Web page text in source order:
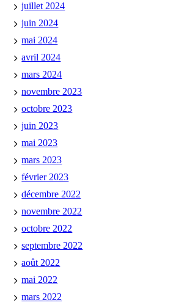
juillet 2024
juin 2024
mai 2024
avril 2024
mars 2024
novembre 2023
octobre 2023
juin 2023
mai 2023
mars 2023
février 2023
décembre 2022
novembre 2022
octobre 2022
septembre 2022
août 2022
mai 2022
mars 2022